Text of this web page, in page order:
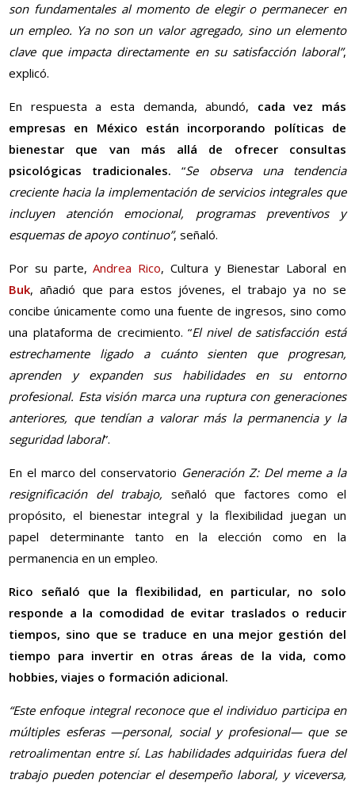
son fundamentales al momento de elegir o permanecer en
un empleo. Ya no son un valor agregado, sino un elemento
clave que impacta directamente en su satisfacción laboral”,
explicó.
En respuesta a esta demanda, abundó, cada vez más
empresas en México están incorporando políticas de
bienestar que van más allá de ofrecer consultas
psicológicas tradicionales. “Se observa una tendencia
creciente hacia la implementación de servicios integrales que
incluyen atención emocional, programas preventivos y
esquemas de apoyo continuo”, señaló.
Por su parte,Andrea Rico, Cultura y Bienestar Laboral en
Buk, añadió que para estos jóvenes, el trabajo ya no se
concibe únicamente como una fuente de ingresos, sino como
una plataforma de crecimiento. “El nivel de satisfacción está
estrechamente ligado a cuánto sienten que progresan,
aprenden y expanden sus habilidades en su entorno
profesional. Esta visión marca una ruptura con generaciones
anteriores, que tendían a valorar más la permanencia y la
seguridad laboral”.
En el marco del conservatorio Generación Z: Del meme a la
resignificación del trabajo, señaló que factores como el
propósito, el bienestar integral y la flexibilidad juegan un
papel determinante tanto en la elección como en la
permanencia en un empleo.
Rico señaló que la flexibilidad, en particular, no solo
responde a la comodidad de evitar traslados o reducir
tiempos, sino que se traduce en una mejor gestión del
tiempo para invertir en otras áreas de la vida, como
hobbies, viajes o formación adicional.
“Este enfoque integral reconoce que el individuo participa en
múltiples esferas —personal, social y profesional— que se
retroalimentan entre sí. Las habilidades adquiridas fuera del
trabajo pueden potenciar el desempeño laboral, y viceversa,